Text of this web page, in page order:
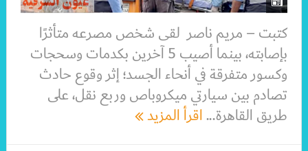
كتبت – مريم ناصر لقى شخص مصرعه متأثرًا
بإصابته، بينما أصيب 5 آخرين بكدمات وسحجات
وكسور متفرقة في أنحاء الجسد؛ إثر وقوع حادث
تصادم بين سيارتي ميكروباص وربع نقل، على
طريق القاهرة...اقرأ المزيد